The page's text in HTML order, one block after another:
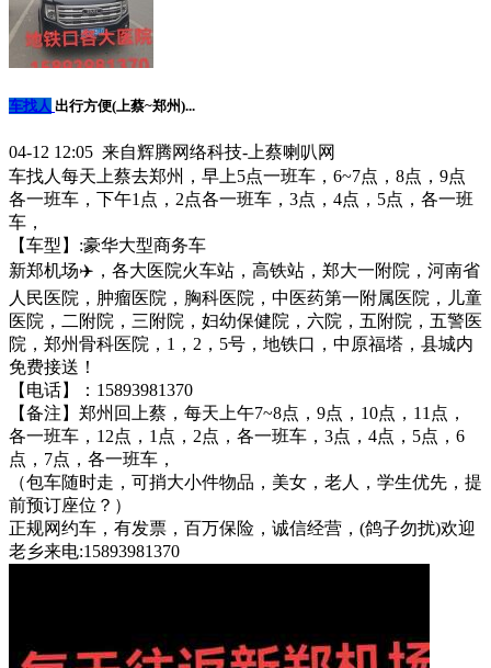
车找人 出行方便(上蔡~郑州)...
04-12 12:05 来自辉腾网络科技-上蔡喇叭网
车找人每天上蔡去郑州，早上5点一班车，6~7点，8点，9点
各一班车，下午1点，2点各一班车，3点，4点，5点，各一班
车，
【车型】:豪华大型商务车
新郑机场✈️，各大医院火车站，高铁站，郑大一附院，河南省
人民医院，肿瘤医院，胸科医院，中医药第一附属医院，儿童
医院，二附院，三附院，妇幼保健院，六院，五附院，五警医
院，郑州骨科医院，1，2，5号，地铁口，中原福塔，县城内
免费接送！
【电话】：15893981370
【备注】郑州回上蔡，每天上午7~8点，9点，10点，11点，
各一班车，12点，1点，2点，各一班车，3点，4点，5点，6
点，7点，各一班车，
（包车随时走，可捎大小件物品，美女，老人，学生优先，提
前预订座位？）
正规网约车，有发票，百万保险，诚信经营，(鸽子勿扰)欢迎
老乡来电:15893981370